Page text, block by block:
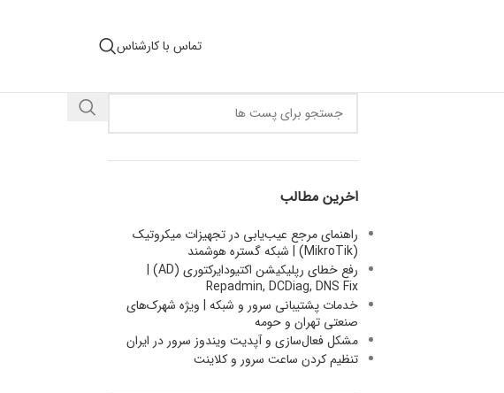
تماس با کارشناس
اخرین مطالب
راهنمای مرجع عیب‌یابی در تجهیزات میکروتیک
(MikroTik) | شبکه گستره هوشمند
رفع خطای رپلیکیشن اکتیودایرکتوری (AD) |
Repadmin, DCDiag, DNS Fix
خدمات پشتیبانی سرور و شبکه | ویژه شهرک‌های
صنعتی تهران و حومه
مشکل فعال‌سازی و آپدیت ویندوز سرور در ایران
تنظیم کردن ساعت سرور و کلاینت